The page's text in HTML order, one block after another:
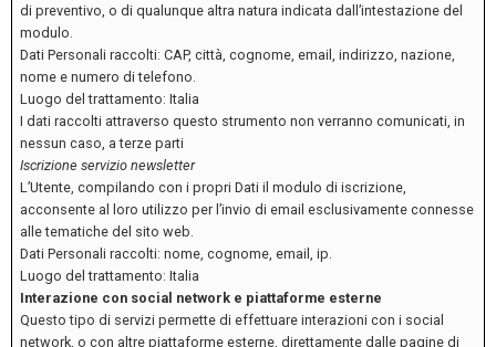
di preventivo, o di qualunque altra natura indicata dall’intestazione del
modulo.
Dati Personali raccolti: CAP, città, cognome, email, indirizzo, nazione,
nome e numero di telefono.
Luogo del trattamento: Italia
I dati raccolti attraverso questo strumento non verranno comunicati, in
nessun caso, a terze parti
Iscrizione servizio newsletter
L’Utente, compilando con i propri Dati il modulo di iscrizione,
acconsente al loro utilizzo per l’invio di email esclusivamente connesse
alle tematiche del sito web.
Dati Personali raccolti: nome, cognome, email, ip.
Luogo del trattamento: Italia
Interazione con social network e piattaforme esterne
Questo tipo di servizi permette di effettuare interazioni con i social
network, o con altre piattaforme esterne, direttamente dalle pagine di